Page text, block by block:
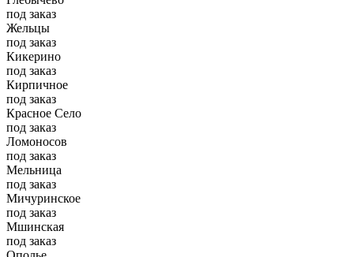
под заказ
Жельцы
под заказ
Кикерино
под заказ
Кирпичное
под заказ
Красное Село
под заказ
Ломоносов
под заказ
Мельница
под заказ
Мичуринское
под заказ
Мшинская
под заказ